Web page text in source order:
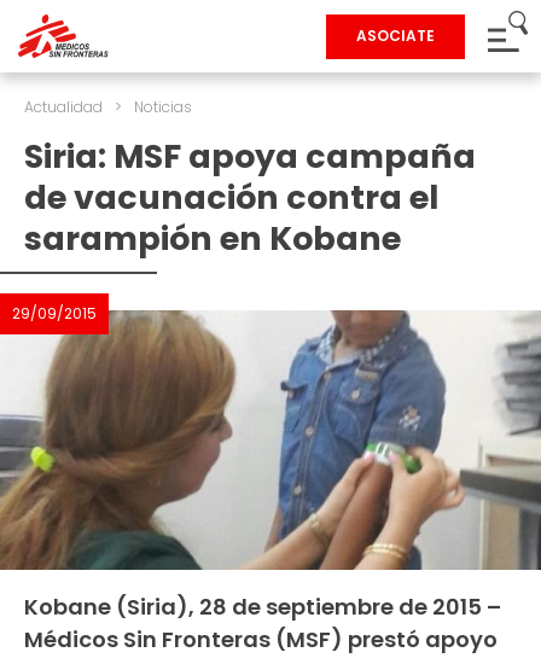
ASOCIATE
Actualidad > Noticias
Siria: MSF apoya campaña
de vacunación contra el
sarampión en Kobane
29/09/2015
Kobane (Siria), 28 de septiembre de 2015 –
Médicos Sin Fronteras (MSF) prestó apoyo